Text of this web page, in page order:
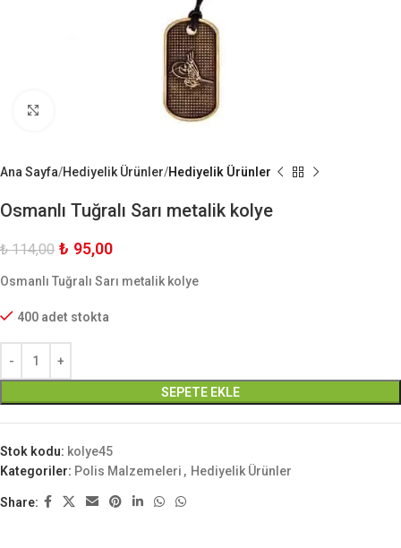
Ana Sayfa Hediyelik Ürünler Hediyelik Ürünler
Osmanlı Tuğralı Sarı metalik kolye
₺114,00 ₺ 95,00
Osmanlı Tuğralı Sarı metalik kolye
400 adet stokta
SEPETE EKLE
Stok kodu: kolye45
Kategoriler: Polis Malzemeleri , Hediyelik Ürünler
Share: